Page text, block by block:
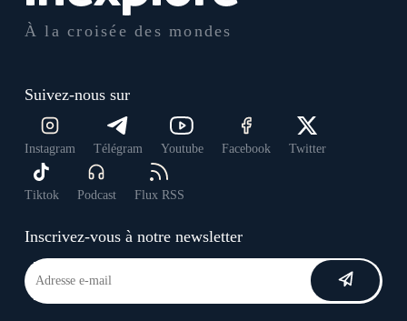
À la croisée des mondes
Suivez-nous sur
Instagram Télégram Youtube Facebook Twitter
Tiktok Podcast Flux RSS
Inscrivez-vous à notre newsletter